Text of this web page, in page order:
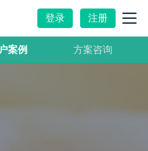
登录 注册
案例 方案咨询